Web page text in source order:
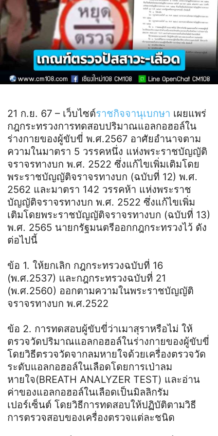
21 ก.ย. 67 – เว็บไซต์ราชกิจจานุเบกษา เผยแพร่
กฎกระทรวงการทดสอบปริมาณแอลกอฮอล์ใน
ร่างกายของผู้ขับขี่ พ.ศ.2567 อาศัยอำนาจตาม
ความในมาตรา 5 วรรคหนึ่ง แห่งพระราชบัญญัติ
จราจรทางบก พ.ศ. 2522 ซึ่งแก้ไขเพิ่มเติมโดย
พระราชบัญญัติจราจรทางบก (ฉบับที่ 12) พ.ศ.
2562 และมาตรา 142 วรรคห้า แห่งพระราช
บัญญัติจราจรทางบก พ.ศ. 2522 ซึ่งแก้ไขเพิ่ม
เติมโดยพระราชบัญญัติจราจรทางบก (ฉบับที่ 13)
พ.ศ. 2565 นายกรัฐมนตรีออกกฎกระทรวงไว้ ดัง
ต่อไปนี้
ข้อ 1. ให้ยกเลิก กฎกระทรวงฉบับที่ 16
(พ.ศ.2537) และกฎกระทรวงฉบับที่ 21
(พ.ศ.2560) ออกตามความในพระราชบัญญัติ
จราจรทางบก พ.ศ.2522
ข้อ 2. การทดสอบผู้ขับขี่ว่าเมาสุราหรือไม่ ให้
ตรวจวัดปริมาณแอลกอฮอล์ในร่างกายของผู้ขับขี่
โดยวิธีตรวจวัดจากลมหายใจด้วยเครื่องตรวจวัด
ระดับแอลกอฮอล์ในเลือดโดยการเป่าลม
หายใจ(BREATH ANALYZER TEST) และอ่าน
ค่าของแอลกอฮอล์ในเลือดเป็นมิลลิกรัม
เปอร์เซ็นต์ โดยวิธีการทดสอบให้ปฏิบัติตามวิธี
การตรวจสอบของเครื่องตรวจแต่ละชนิด